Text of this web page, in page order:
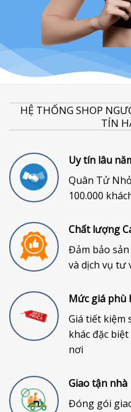
HỆ THỐNG SHOP
TÍN
Uy tín lâu
Quân Tử
100.000
Chất lượng
Đảm bảo
và dịch vụ tư
Mức giá phù
Giá tiết kiệm
khác đặc
nơi
Giao tận nhà
Đóng gói